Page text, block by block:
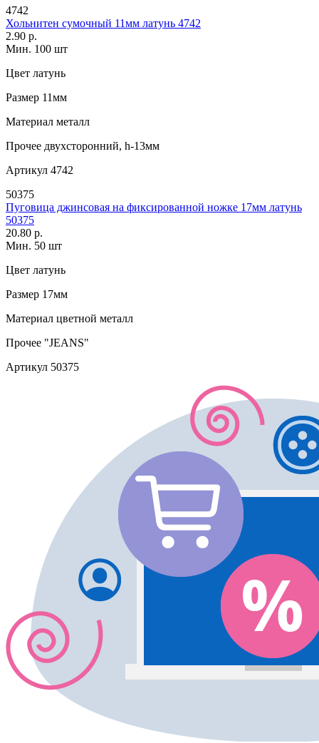
4742
Хольнитен сумочный 11мм латунь 4742
2.90 р.
Мин. 100 шт
Цвет латунь
Размер 11мм
Материал металл
Прочее двухсторонний, h-13мм
Артикул 4742
50375
Пуговица джинсовая на фиксированной ножке 17мм латунь
50375
20.80 р.
Мин. 50 шт
Цвет латунь
Размер 17мм
Материал цветной металл
Прочее "JEANS"
Артикул 50375